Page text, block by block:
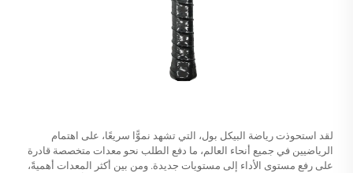
لقد استحوذت رياضة البيكل بول، التي تشهد نموًّا سريعًا، على اهتمام
الرياضيين في جميع أنحاء العالم، ما دفع الطلب نحو معدات متخصصة قادرة
على رفع مستوى الأداء إلى مستويات جديدة. ومن بين أكثر المعدات أهميةً،